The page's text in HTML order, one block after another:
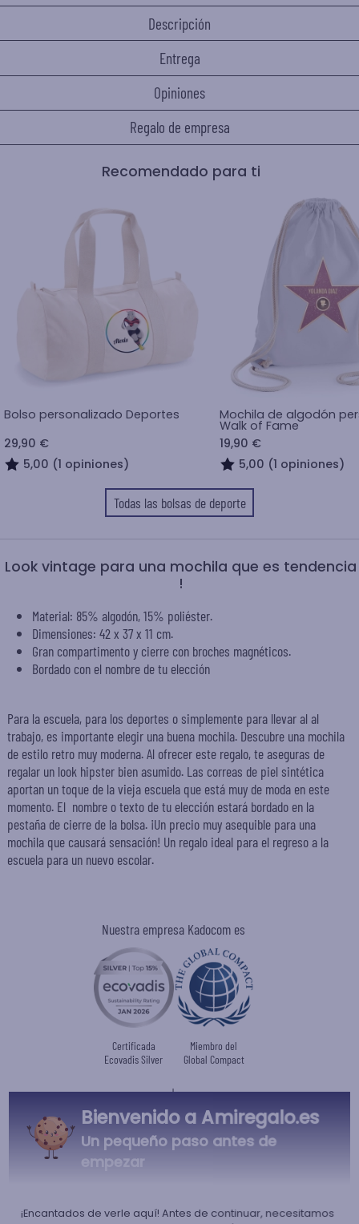
Descripción
Entrega
Opiniones
Regalo de empresa
Recomendado para ti
Bolso personalizado Deportes
29,90 €
5,00 (1 opiniones)
Mochila de algodón
Walk of Fame
19,90 €
5,00 (1 opiniones)
Todas las bolsas de deporte
Look vintage para una mochila que es tendencia
!
Material: 85% algodón, 15% poliéster.
Dimensiones: 42 x 37 x 11 cm.
Gran compartimento y cierre con broches magnéticos.
Bordado con el nombre de tu elección
Nuestra empresa Kadocom es
Certificada
Ecovadis Silver
Miembro del
Global Compact
Nuestro enfoque RSE|Glosario de etiquetas
Este regalo es
Para la escuela, para los deportes o simplemente para llevar al al
trabajo, es importante elegir una buena mochila. Descubre una mochila
de estilo retro muy moderna. Al ofrecer este regalo, te aseguras de
regalar un look hipster bien asumido. Las correas de piel sintética
aportan un toque de la vieja escuela que está muy de moda en este
momento. El nombre o texto de tu elección estará bordado en la
pestaña de cierre de la bolsa. ¡Un precio muy asequible para una
mochila que causará sensación! Un regalo ideal para el regreso a la
escuela para un nuevo escolar.
Bienvenido a Amiregalo.es
Un pequeño paso antes de
empezar
¡Encantados de verle aquí! Antes de continuar, necesitamos